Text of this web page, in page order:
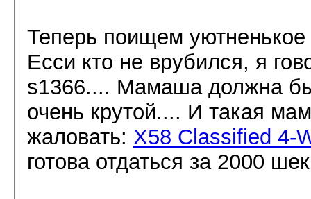
Теперь поищем
Есси кто не врубился, я
s1366.... Мамаша должна
очень крутой.... И такая
жаловать: X58 Classified 4-
готова отдаться за 2000